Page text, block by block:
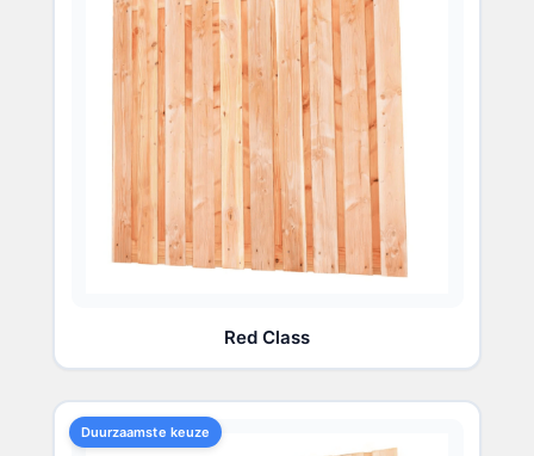
Red Class
Duurzaamste keuze